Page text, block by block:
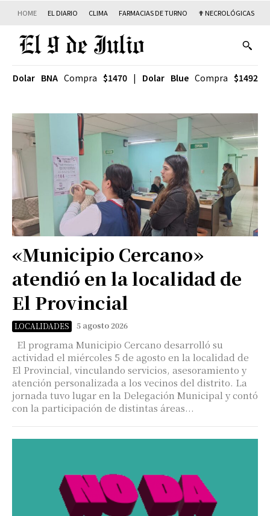
HOME EL DIARIO CLIMA FARMACIAS DE TURNO ✟ NECROLÓGICAS
Dolar BNACompra $1470| Dolar BlueCompra $1492
«Municipio Cercano»
atendió en la localidad de
El Provincial
LOCALIDADES 5 agosto 2026
El programa Municipio Cercano desarrolló su
actividad el miércoles 5 de agosto en la localidad de
El Provincial, vinculando servicios, asesoramiento y
atención personalizada a los vecinos del distrito. La
jornada tuvo lugar en la Delegación Municipal y contó
con la participación de distintas áreas...